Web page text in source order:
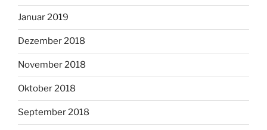
Januar 2019
Dezember 2018
November 2018
Oktober 2018
September 2018